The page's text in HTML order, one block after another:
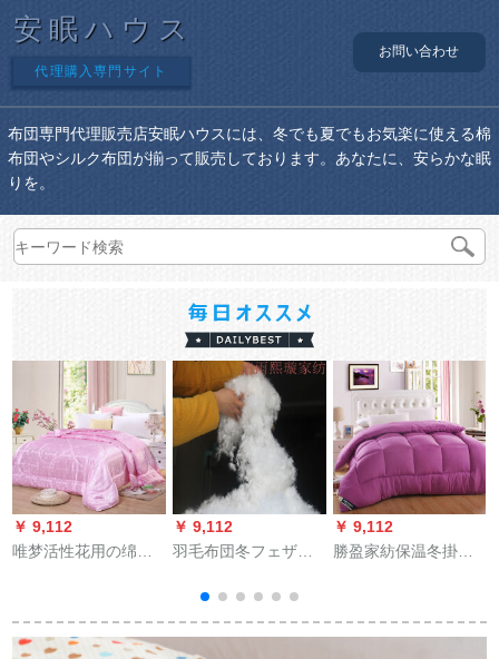
安眠ハウス
代理購入専門サイト
お問い合わせ
布団専門代理販売店安眠ハウスには、冬でも夏でもお気楽に使える棉
布団やシルク布団が揃って販売しております。あなたに、安らかな眠
りを。
￥ 9,112
唯梦活性花用の绵サ
れて挂けられます。
ホームゲームの四季
￥ 9,112
羽毛布団冬フェザホ
学生寮5つ星のシ-ツ
アヒル羽毛布団子供
寝袋保温白160 x 210
￥ 9,112
勝盈家紡保温冬掛け
紫2.2 m*2.4 m 7斤